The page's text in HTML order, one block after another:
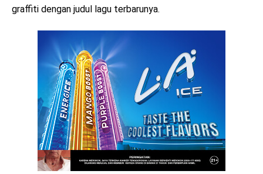
graffiti dengan judul lagu terbarunya.